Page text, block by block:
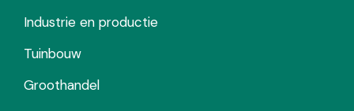
Industrie en productie
Tuinbouw
Groothandel